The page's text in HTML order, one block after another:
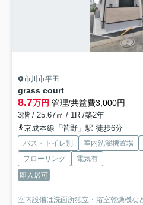
市川市平田
grass court
8.7万円 管理/共益費3,000円
3階 / 25.67㎡ / 1R /築2年
京成本線「菅野」駅 徒歩6分
バス・トイレ別 室内洗濯機置場
フローリング
電気有
即入居可
室内設備は洗面所独立・浴室乾燥機な